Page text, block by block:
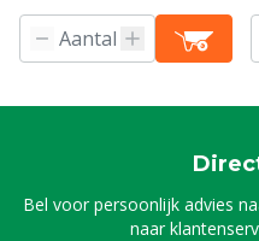
Bel voor persoonlijk advies
naar